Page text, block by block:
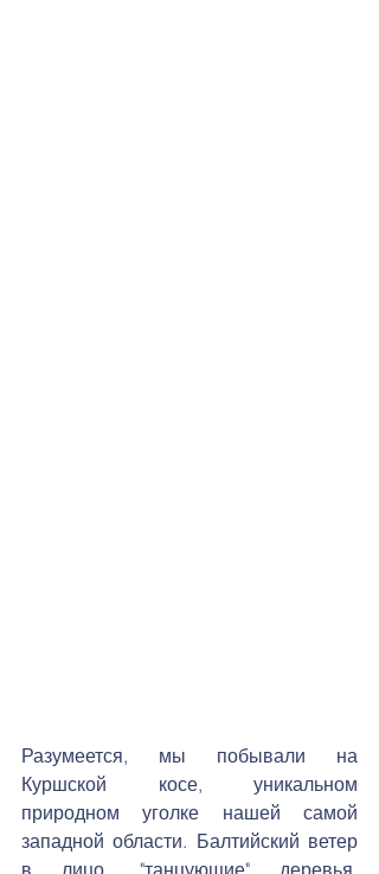
Разумеется, мы побывали на
Куршской косе, уникальном
природном уголке нашей самой
западной области. Балтийский ветер